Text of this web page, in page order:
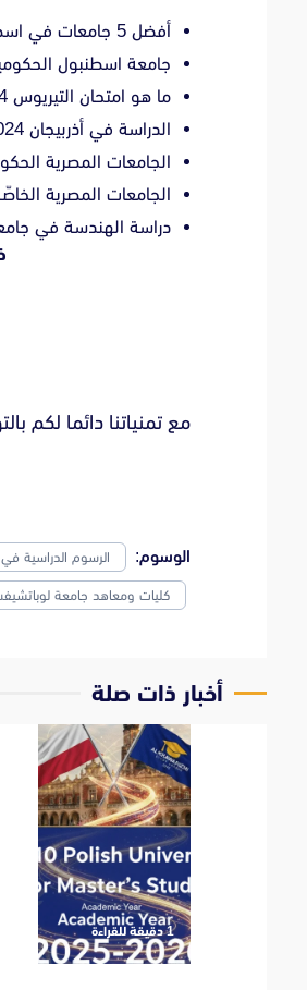
أفضل 5 جامعات في اسطنبول
جامعة اسطنبول
ما هو امتحان التيريوس 2024
الدراسة في أذربيجان 2024
الجامعات المصرية
الجامعات المصرية
دراسة الهندسة في
مع تمنياتنا دائما لكم
الوسوم: الرسوم الدراسية
كليات ومعاهد جامعة
‫أخبار ذات صلة
‫1 دقيقة للقراءة